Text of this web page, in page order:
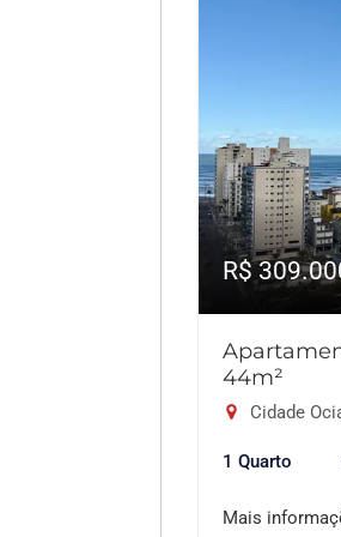
R$
44m²
Cidade
1 Quarto
Mais